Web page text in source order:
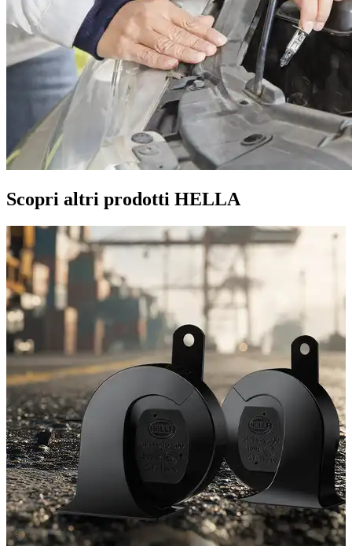
Scopri altri prodotti HELLA